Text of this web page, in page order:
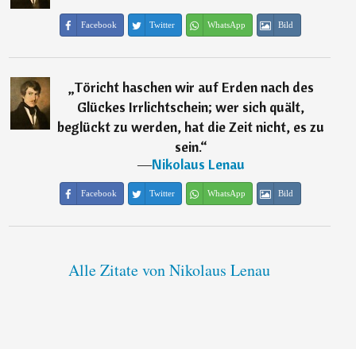
Facebook Twitter WhatsApp Bild
„Töricht haschen wir auf Erden nach des
Glückes Irrlichtschein; wer sich quält,
beglückt zu werden, hat die Zeit nicht, es zu
sein.“
―Nikolaus Lenau
Facebook Twitter WhatsApp Bild
Alle Zitate von Nikolaus Lenau